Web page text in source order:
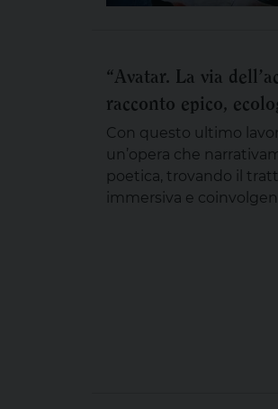
“Avatar. La via
racconto epico,
Con questo ultimo
un’opera che
poetica, trovando il
immersiva e